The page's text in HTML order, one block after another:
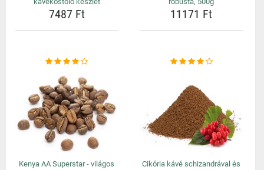
7487 Ft 11171 Ft
Kenya AA Superstar - világos
Cikória kávé schizandrával és